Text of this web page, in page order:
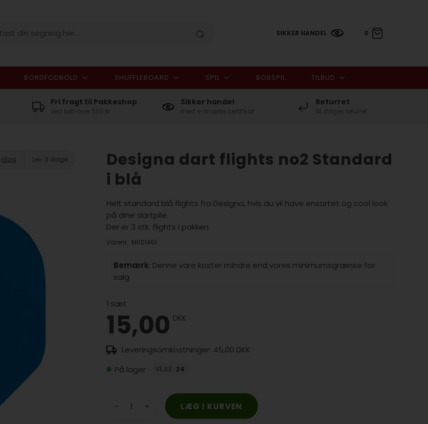
SIKKER HANDEL 0
I alt 0,00 DKK
BORDFODBOLD SHUFFLEBOARD SPIL BOBSPIL TILBUD
Fri fragt til Pakkeshop
ved køb over 500 kr
Sikker handel
med e-mærke certifikat
Returret
14 dages returret
idag Lev. 3 dage
Designa dart flights no2 Standard
i blå
Helt standard blå flights fra Designa, hvis du vil have ensartet og cool look
på dine dartpile.
Der er 3 stk. flights i pakken.
Varenr.: M001461
Bemærk: Denne vare koster mindre end vores minimumsgrænse for
salg
1 sæt
15,00 DKK
45,00 DKK
På lager
VEJLE: 24
- +